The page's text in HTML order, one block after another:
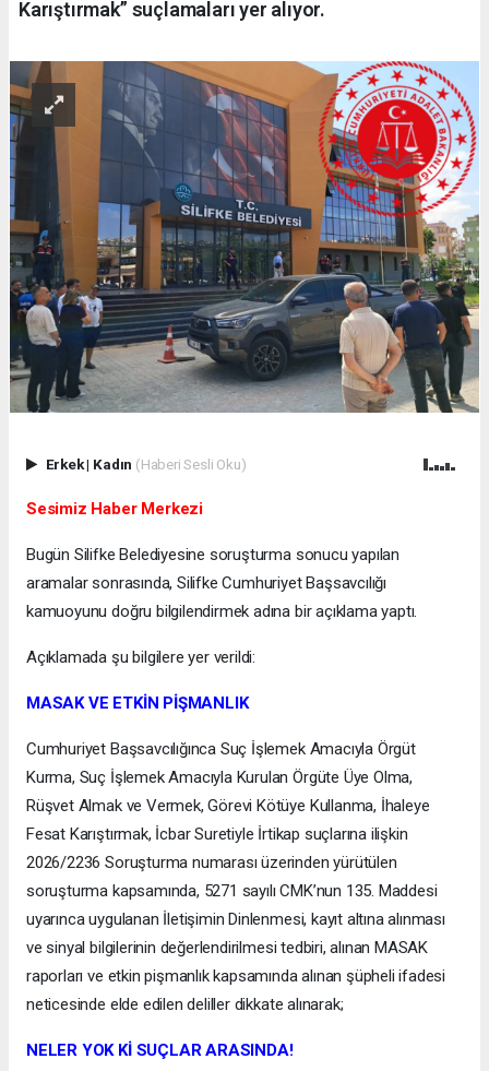
Karıştırmak” suçlamaları yer alıyor.
Erkek| Kadın (Haberi Sesli Oku)
Sesimiz Haber Merkezi
Bugün Silifke Belediyesine soruşturma sonucu yapılan
aramalar sonrasında, Silifke Cumhuriyet Başsavcılığı
kamuoyunu doğru bilgilendirmek adına bir açıklama yaptı.
Açıklamada şu bilgilere yer verildi:
MASAK VE ETKİN PİŞMANLIK
Cumhuriyet Başsavcılığınca Suç İşlemek Amacıyla Örgüt
Kurma, Suç İşlemek Amacıyla Kurulan Örgüte Üye Olma,
Rüşvet Almak ve Vermek, Görevi Kötüye Kullanma, İhaleye
Fesat Karıştırmak, İcbar Suretiyle İrtikap suçlarına ilişkin
2026/2236 Soruşturma numarası üzerinden yürütülen
soruşturma kapsamında, 5271 sayılı CMK’nun 135. Maddesi
uyarınca uygulanan İletişimin Dinlenmesi, kayıt altına alınması
ve sinyal bilgilerinin değerlendirilmesi tedbiri, alınan MASAK
raporları ve etkin pişmanlık kapsamında alınan şüpheli ifadesi
neticesinde elde edilen deliller dikkate alınarak;
NELER YOK Kİ SUÇLAR ARASINDA!